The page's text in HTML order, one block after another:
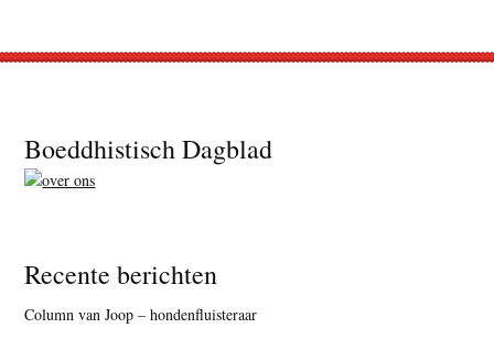
Footer
Boeddhistisch Dagblad
Recente berichten
Column van Joop – hondenfluisteraar